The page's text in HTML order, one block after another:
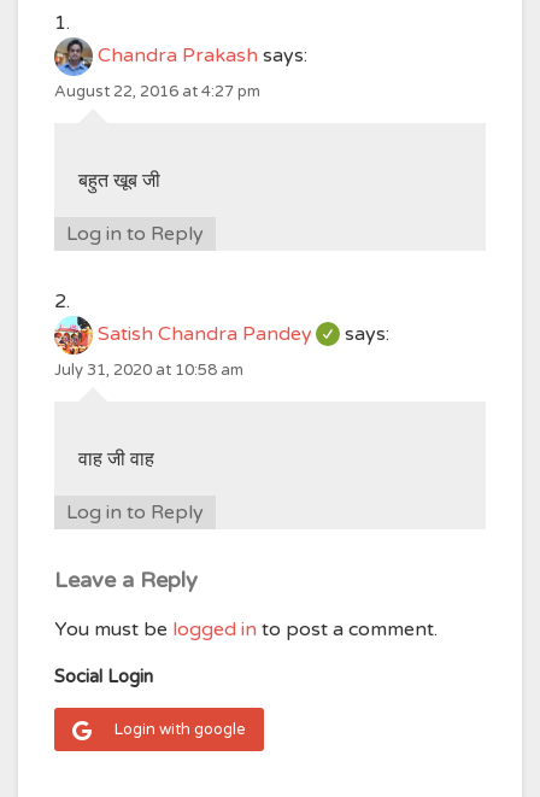
Chandra Prakash says:
August 22, 2016 at 4:27 pm
बहुत खूब जी
Log in to Reply
Satish Chandra Pandey says:
July 31, 2020 at 10:58 am
वाह जी वाह
Log in to Reply
Leave a Reply
You must be logged in to post a comment.
Social Login
Login with google